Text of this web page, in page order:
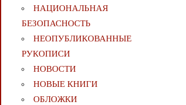
НАЦИОНАЛЬНАЯ
БЕЗОПАСНОСТЬ
НЕОПУБЛИКОВАННЫЕ
РУКОПИСИ
НОВОСТИ
НОВЫЕ КНИГИ
ОБЛОЖКИ